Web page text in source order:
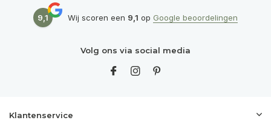
9,1 Wij scoren een 9,1 op Google beoordelingen
Volg ons via social media
Klantenservice